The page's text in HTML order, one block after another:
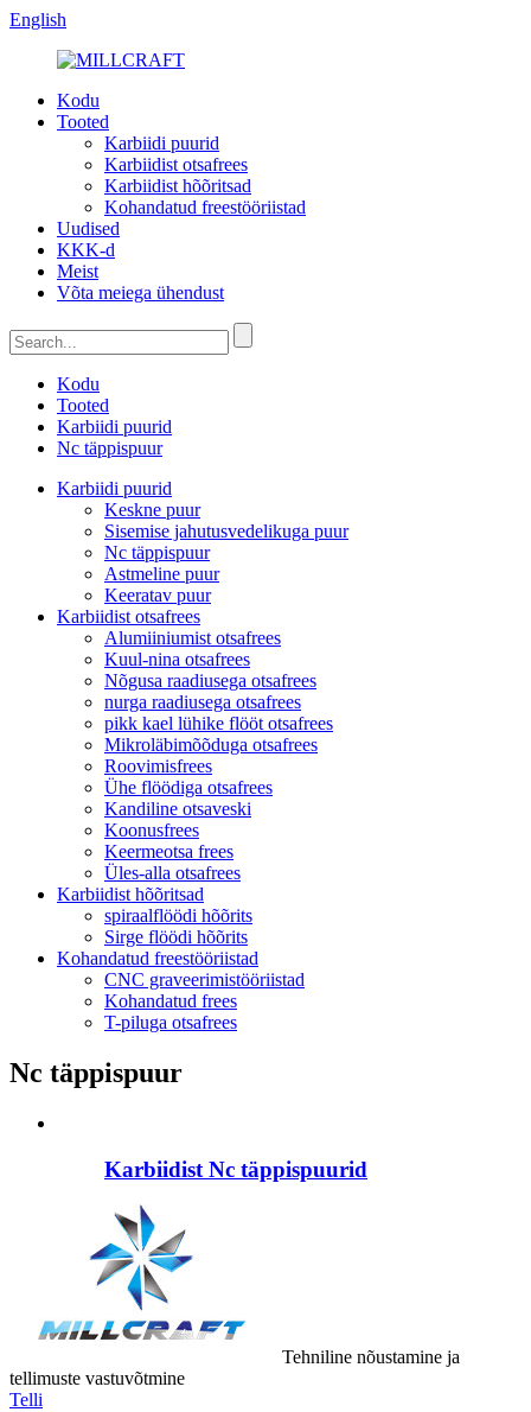
English
Kodu
Tooted
Karbiidi puurid
Karbiidist otsafrees
Karbiidist hõõritsad
Kohandatud freestööriistad
Uudised
KKK-d
Meist
Võta meiega ühendust
Kodu
Tooted
Karbiidi puurid
Nc täppispuur
Karbiidi puurid
Keskne puur
Sisemise jahutusvedelikuga puur
Nc täppispuur
Astmeline puur
Keeratav puur
Karbiidist otsafrees
Alumiiniumist otsafrees
Kuul-nina otsafrees
Nõgusa raadiusega otsafrees
nurga raadiusega otsafrees
pikk kael lühike flööt otsafrees
Mikroläbimõõduga otsafrees
Roovimisfrees
Ühe flöödiga otsafrees
Kandiline otsaveski
Koonusfrees
Keermeotsa frees
Üles-alla otsafrees
Karbiidist hõõritsad
spiraalflöödi hõõrits
Sirge flöödi hõõrits
Kohandatud freestööriistad
CNC graveerimistööriistad
Kohandatud frees
T-piluga otsafrees
Nc täppispuur
Karbiidist Nc täppispuurid
Tehniline nõustamine ja
tellimuste vastuvõtmine
Telli